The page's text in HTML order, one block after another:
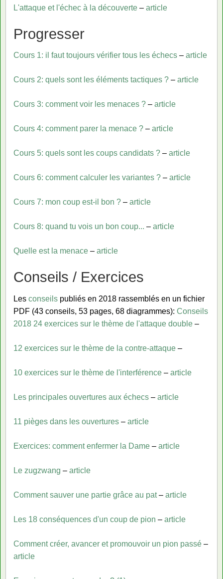
L'attaque et l'échec à la découverte – article
Progresser
Cours 1: il faut toujours vérifier tous les échecs – article
Cours 2: quels sont les éléments tactiques ? – article
Cours 3: comment voir les menaces ? – article
Cours 4: comment parer la menace ? – article
Cours 5: quels sont les coups candidats ? – article
Cours 6: comment calculer les variantes ? – article
Cours 7: mon coup est-il bon ? – article
Cours 8: quand tu vois un bon coup... – article
Quelle est la menace – article
Conseils / Exercices
Les conseils publiés en 2018 rassemblés en un fichier
PDF (43 conseils, 53 pages, 68 diagrammes): Conseils
2018 24 exercices sur le thème de l'attaque double –
12 exercices sur le thème de la contre-attaque –
10 exercices sur le thème de l'interférence – article
Les principales ouvertures aux échecs – article
11 pièges dans les ouvertures – article
Exercices: comment enfermer la Dame – article
Le zugzwang – article
Comment sauver une partie grâce au pat– article
Les 18 conséquences d'un coup de pion – article
Comment créer, avancer et promouvoir un pion passé –
article